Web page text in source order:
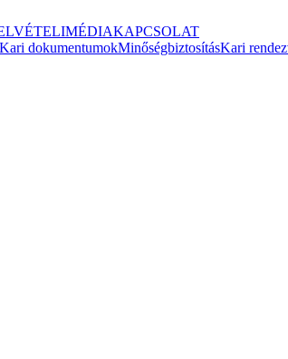
MÉDIAKAPCSOLAT
Kari dokumentumokMinőségbiztosításKari